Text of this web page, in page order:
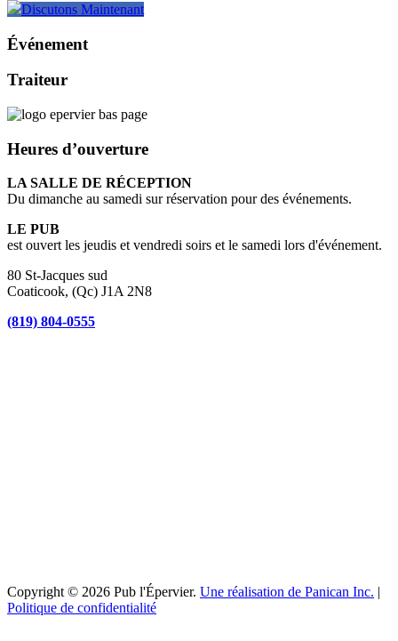
Discutons Maintenant
Événement
Traiteur
Heures d’ouverture
LA SALLE DE RÉCEPTION
Du dimanche au samedi sur réservation pour des événements.
LE PUB
est ouvert les jeudis et vendredi soirs et le samedi lors d'événement.
80 St-Jacques sud
Coaticook, (Qc) J1A 2N8
(819) 804-0555
Copyright © 2026 Pub l'Épervier. Une réalisation de Panican Inc. |
Politique de confidentialité